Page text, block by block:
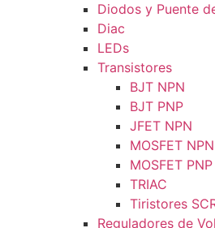
Diodos y Puente
Diac
LEDs
Transistores
BJT NPN
BJT PNP
JFET NPN
MOSFET NPN
MOSFET PNP
TRIAC
Tiristores
Reguladores de